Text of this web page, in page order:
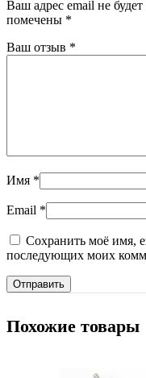
Ваш адрес email не
помечены *
Ваш отзыв *
Имя *
Email *
Сохранить моё имя,
последующих моих
Похожие товары